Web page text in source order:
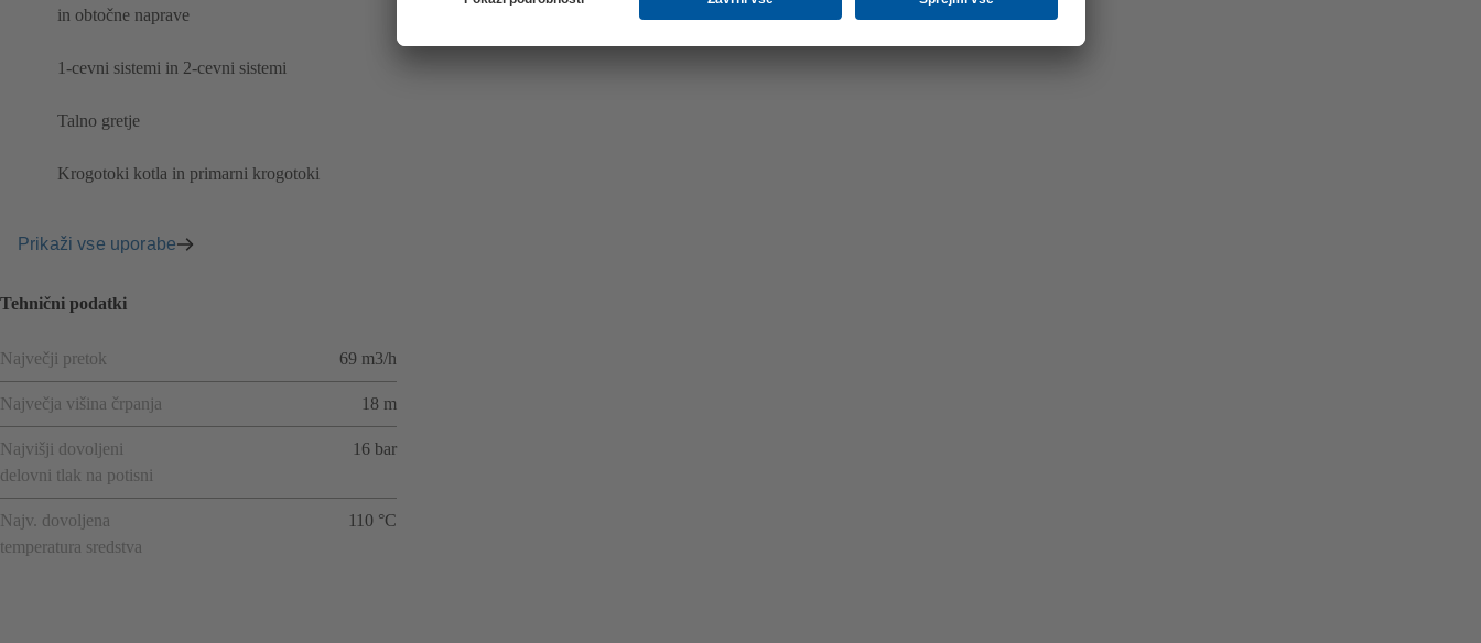
in obtočne naprave
1-cevni sistemi in 2-cevni sistemi
Talno gretje
Krogotoki kotla in primarni krogotoki
Prikaži vse uporabe
Tehnični podatki
Največji pretok 69 m3/h
Največja višina črpanja 18 m
Najvišji dovoljeni
delovni tlak na potisni
16 bar
Najv. dovoljena
temperatura sredstva
110 °C